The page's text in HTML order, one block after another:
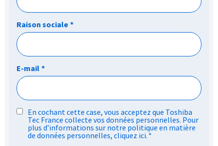
Raison sociale *
E-mail *
RGPDEn cochant cette case, vous acceptez que Toshiba
Tec France collecte vos données personnelles. Pour
plus d’informations sur notre politique en matière
de données personnelles, cliquez ici. *